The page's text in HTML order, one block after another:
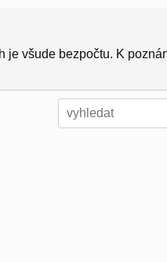
je všude bezpočtu. K